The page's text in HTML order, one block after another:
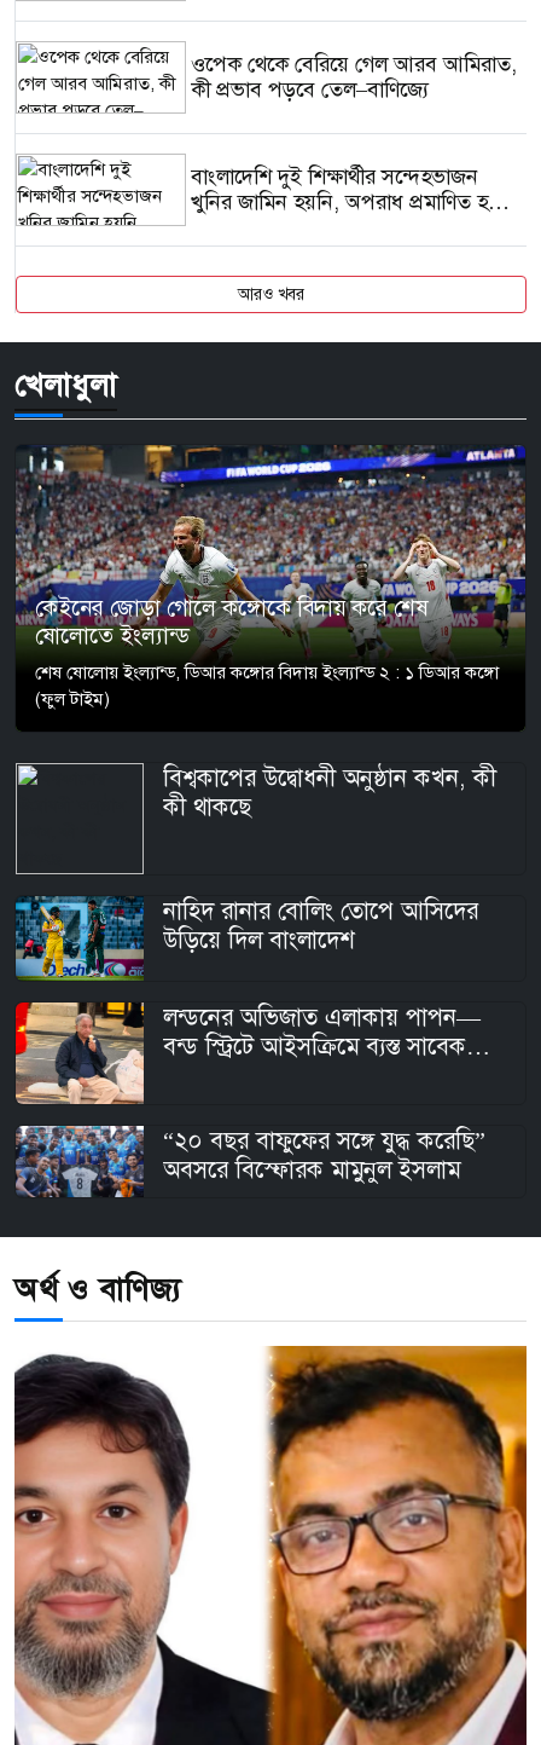
ওপেক থেকে বেরিয়ে গেল আরব আমিরাত,
কী প্রভাব পড়বে তেল–বাণিজ্যে
বাংলাদেশি দুই শিক্ষার্থীর সন্দেহভাজন
খুনির জামিন হয়নি, অপরাধ প্রমাণিত হলে
আরও খবর
খেলাধুলা
কেইনের জোড়া গোলে কঙ্গোকে বিদায় করে শেষ
ষোলোতে ইংল্যান্ড
শেষ ষোলোয় ইংল্যান্ড, ডিআর কঙ্গোর বিদায় ইংল্যান্ড ২ : ১ ডিআর কঙ্গো
(ফুল টাইম)
বিশ্বকাপের উদ্বোধনী অনুষ্ঠান কখন, কী
কী থাকছে
নাহিদ রানার বোলিং তোপে আসিদের
উড়িয়ে দিল বাংলাদেশ
লন্ডনের অভিজাত এলাকায় পাপন—
বন্ড স্ট্রিটে আইসক্রিমে ব্যস্ত সাবেক
“২০ বছর বাফুফের সঙ্গে যুদ্ধ করেছি”
অবসরে বিস্ফোরক মামুনুল ইসলাম
অর্থ ও বাণিজ্য